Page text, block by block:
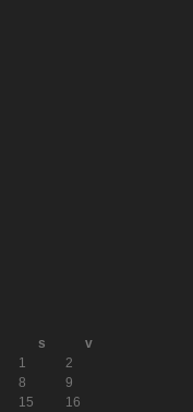
s
v
1
2
8
9
15
16